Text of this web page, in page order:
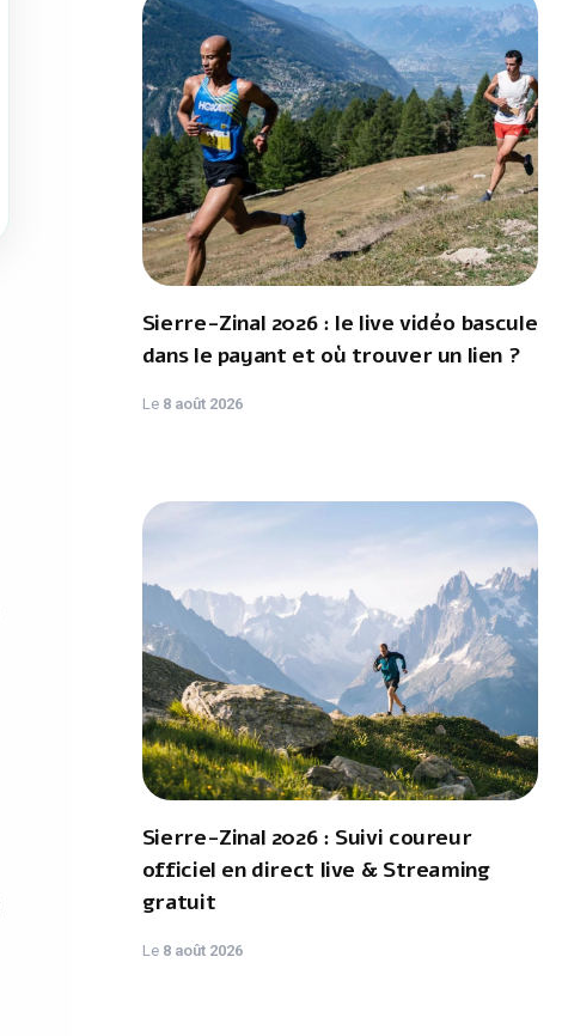
Sierre-Zinal 2026 : le live vidéo bascule
dans le payant et où trouver un lien ?
Le 8 août 2026
Sierre-Zinal 2026 : Suivi coureur
officiel en direct live & Streaming
gratuit
Le 8 août 2026